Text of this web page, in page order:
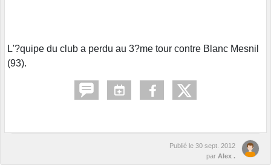
L'?quipe du club a perdu au 3?me tour contre Blanc Mesnil
(93).
Publié le 30 sept. 2012
par Alex .